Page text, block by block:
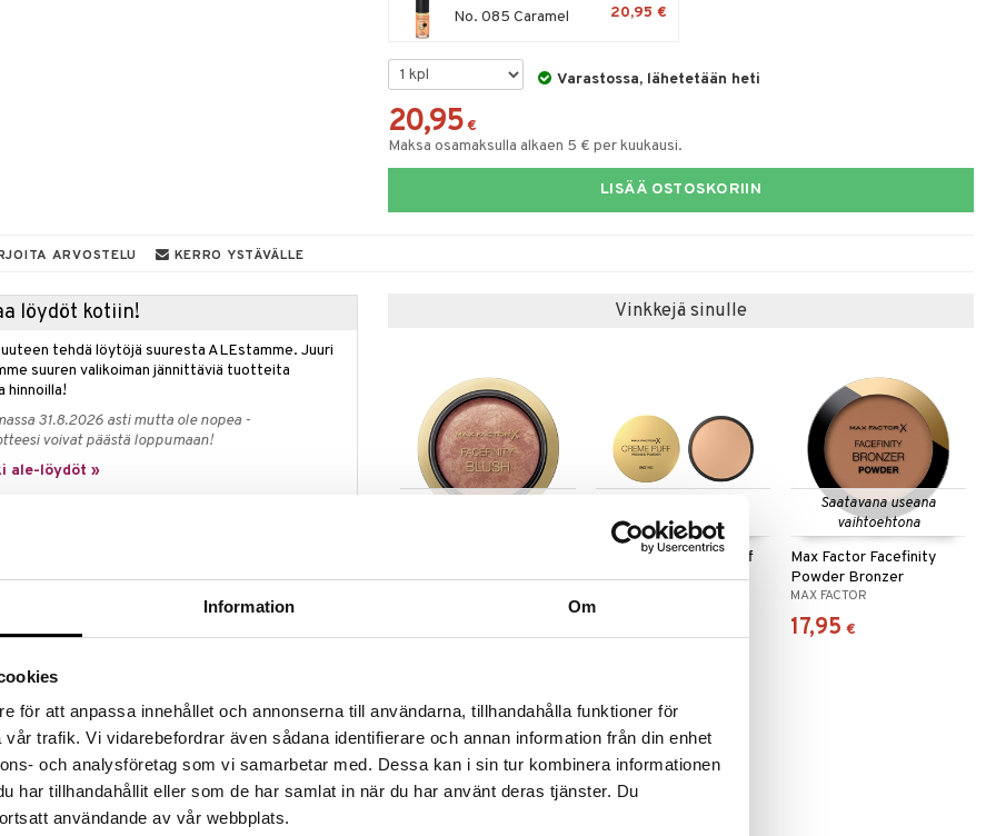
Information Om
för att anpassa innehållet och annonserna till användarna, tillhandahålla funktioner för
trafik. Vi vidarebefordrar även sådana identifierare och annan information från din enhet
och analysföretag som vi samarbetar med. Dessa kan i sin tur kombinera informationen
har tillhandahållit eller som de har samlat in när du har använt deras tjänster. Du
användande av vår webbplats.
No. 085 Caramel 20,95 €
Varastossa, lähetetään heti
20,95 €
Maksa osamaksulla alkaen 5 € per kuukausi.
LISÄÄ OSTOSKORIIN
ARVOSTELU KERRO YSTÄVÄLLE
löydöt kotiin!
tehdä löytöjä suuresta ALEstamme. Juuri
suuren valikoiman jännittäviä tuotteita
hinnoilla!
31.8.2026 asti mutta ole nopea -
voivat päästä loppumaan!
ale-löydöt »
löytöä? Outletistamme löydät runsaasti
tilaisuus tehdä löytöjä, kun
Max Factorilta on pohjustus-, meikki- ja peitevoide
ei sisällä öljyjä eikä parabeeneja, suojaa
tuki ihohuokosia ja sopii kaikille ihotyypeille – jopa
joka kaipaat tasaisempaa meikkivoidetta,
pakkeloidulta, tai sinulle, joka et halua
mittaan sekä sinulle, jonka iholla on taipumus
Vinkkejä sinulle
vaihtoehtona
Max Factor Creme Puff
Pressed Power
Saatavana useana
vaihtoehtona
Max Factor Facefinity
Powder Bronzer
MAX FACTOR
17,95 €